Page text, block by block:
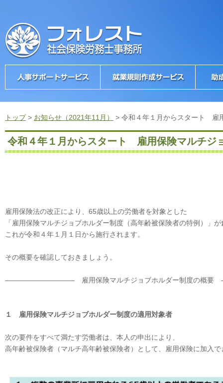
トップ> お知らせ（2021年11月） > 令和４年１月からスタート 雇
令和４年１月からスタート 雇用保険マルチジ
雇用保険法の改正により、65歳以上の労働者を対象とした
「雇用保険マルチジョブホルダー制度（高年齢被保険者の特例）」
これが令和４年１月１日から施行されます。
その概要を確認しておきましょう。
―――――――――― 雇用保険マルチジョブホルダー制度の
１ 雇用保険マルチジョブホルダー制度の適用対象者
次の要件をすべて満たす労働者は、本人の申出により、
高年齢被保険者（マルチ高年齢被保険者）として、雇用保険に加入